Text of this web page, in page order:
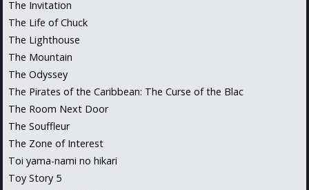
The Invitation
The Life of Chuck
The Lighthouse
The Mountain
The Odyssey
The Pirates of the Caribbean: The Curse of the Blac
The Room Next Door
The Souffleur
The Zone of Interest
Toi yama-nami no hikari
Toy Story 5